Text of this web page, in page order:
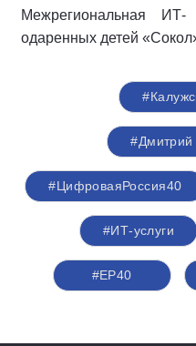
Межрегиональная
одаренных детей
#Дмитрий
#ЦифроваяРоссия40
#ИТ-услуги
#ЕР40